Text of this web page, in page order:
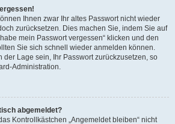
Ihnen zwar Ihr altes Passwort nicht wieder
zurücksetzen. Dies machen Sie, indem Sie auf
mein Passwort vergessen“ klicken und den
Sie sich schnell wieder anmelden können.
der Lage sein, Ihr Passwort zurückzusetzen, so
Administration.
abgemeldet?
Kontrollkästchen „Angemeldet bleiben“ nicht